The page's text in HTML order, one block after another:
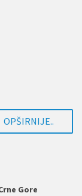
OPŠIRNIJE..
Gore